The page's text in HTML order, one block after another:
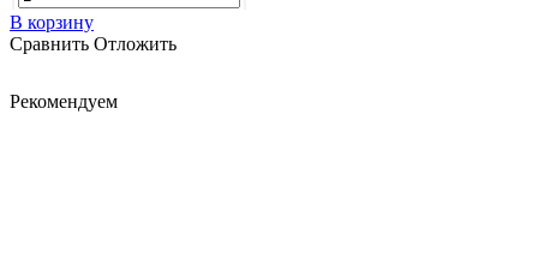
В корзину
Сравнить Отложить
Рекомендуем